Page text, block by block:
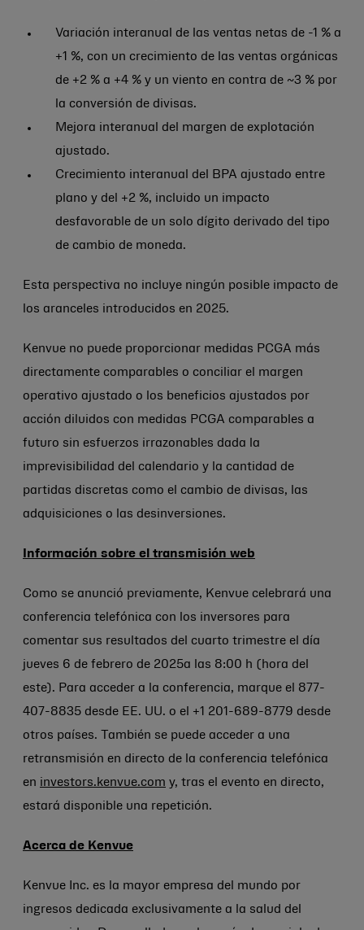
Variación interanual de las ventas netas de -1 % a
+1 %, con un crecimiento de las ventas orgánicas
de +2 % a +4 % y un viento en contra de ~3 % por
la conversión de divisas.
Mejora interanual del margen de explotación
ajustado.
Crecimiento interanual del BPA ajustado entre
plano y del +2 %, incluido un impacto
desfavorable de un solo dígito derivado del tipo
de cambio de moneda.
Esta perspectiva no incluye ningún posible impacto de
los aranceles introducidos en 2025.
Kenvue no puede proporcionar medidas PCGA más
directamente comparables o conciliar el margen
operativo ajustado o los beneficios ajustados por
acción diluidos con medidas PCGA comparables a
futuro sin esfuerzos irrazonables dada la
imprevisibilidad del calendario y la cantidad de
partidas discretas como el cambio de divisas, las
adquisiciones o las desinversiones.
Información sobre el transmisión web
Como se anunció previamente, Kenvue celebrará una
conferencia telefónica con los inversores para
comentar sus resultados del cuarto trimestre el día
jueves 6 de febrero de 2025a las 8:00 h (hora del
este). Para acceder a la conferencia, marque el 877-
407-8835 desde EE. UU. o el +1 201-689-8779 desde
otros países. También se puede acceder a una
retransmisión en directo de la conferencia telefónica
en investors.kenvue.com y, tras el evento en directo,
estará disponible una repetición.
Acerca de Kenvue
Kenvue Inc. es la mayor empresa del mundo por
ingresos dedicada exclusivamente a la salud del